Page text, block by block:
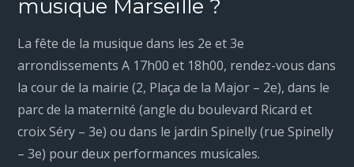
musique Marseille ?
La fête de la musique dans les 2e et 3e
arrondissements A 17h00 et 18h00, rendez-vous dans
la cour de la mairie (2, Plaça de la Major – 2e), dans le
parc de la maternité (angle du boulevard Ricard et
croix Séry – 3e) ou dans le jardin Spinelly (rue Spinelly
– 3e) pour deux performances musicales.